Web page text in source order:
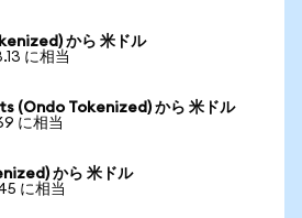
から 米ドル
に相当
(Ondo Tokenized) から 米ドル
に相当
から 米ドル
に相当